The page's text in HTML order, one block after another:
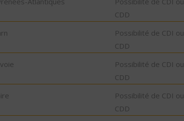
CDD
Possibilité de CDI ou
CDD
Possibilité de CDI ou
CDD
Possibilité de CDI ou
CDD